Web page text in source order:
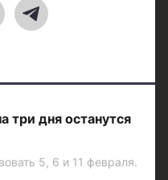
три дня останутся
5, 6 и 11 февраля.